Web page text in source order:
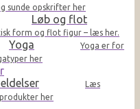
sunde opskrifter her
Løb og flot
form og flot figur – læs her.
Yoga
Yoga er for
her
Læs
her